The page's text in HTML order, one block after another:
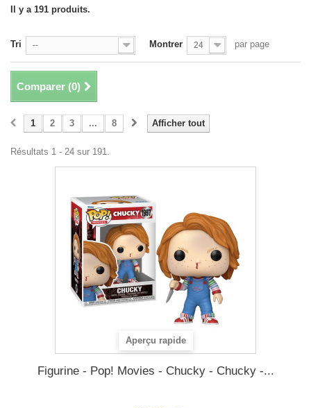
Il y a 191 produits.
Tri -- Montrer 24 par page
Comparer (0)
Afficher tout
1 2 3 ... 8
Résultats 1 - 24 sur 191.
Aperçu rapide
Figurine - Pop! Movies - Chucky - Chucky -...